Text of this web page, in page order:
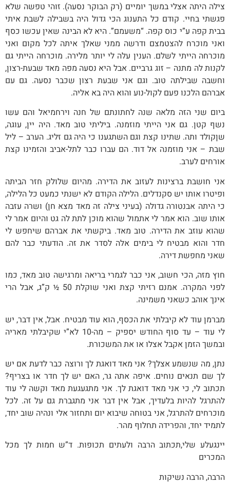
צילה היתה אצלי במשך יומיים (רק הבוקר נסעה). זוהי טפשה שלא
פגשתי בחיי. קודם כל התענוג הכי גדול היה בשבילה לשבת איתי
בבית קפה ע”י כוס קפה. “משעמם”. היא לא הבינה שאין עכשו כסף
ואני מוכרח להצטמצם ודרשה ממני שאלך איתה לכל מקום ואני
מוכרחה הייתי לשלם. הענין עלה לי יותר מלירה. מוכרחה הייתי גם
לקנות לה מתנה – זוג גרביים. אבל היא נסעה מפה מאד שבעת-רצון,
וחשבה שבילתה טוב. וגם אני שבעת רצון שכבר נסעה. גם עם
אברהם הלכנו פעם לקול-נוע והוא היה בא אליה.
ביום שני הזה מלאה שנה לחתונתם של חנה וירחמיאל והם עשו
נשף קטן. גם אני הייתי מוזמנה. ביליתי טוב מאד. היה יין, עוגה,
שןקולד ותה. שתינו קצת וגם השתגענו כי היה גם זליג. הערב – ליל
שבת – אני מוזמנה אל דוד. הם עברו כבר לתל-אביב והזמינו קצת
אורחים לערב.
אני חושבת ברצינות לעזוב את הדירה. מהיום שלולק חזר הביתה
ופיטרו אותו יש סקנדלים. הלילה הקודם לא ישנתי כמעט כל הלילה,
כי היתה אבנטורה גדולה (בעיני צילה זה מאד מצא חן) ושרה עזבה
אותו שוב. הוא אמר לי אתמול שהוא מוכן לתת לה גט והיום אמר לי
שהוא עוזב את הדירה. טוב מאד. ביקשתי את אברהם שיחפש לי
חדר והוא מבטיח לי בימים אלה לסדר את זה. הודעתי כבר להם
שאני מחפשת דירה.
חוץ מזה, הכי חשוב, אני כבר לגמרי בריאה ומרגישה טוב מאד, כמו
לפני המקרה. אמנם רזיתי קצת ואני שוקלת 50 ½ ק”ג, אבל הרי
אינך אוהב כשאני משמינה.
מברמן עוד לא קיבלתי את הכסף, הוא עוד מבטיח. אבל, אין דבר, יש
לי עוד – עד סוף החודש יספיק – מה-10 לא”י שקיבלתי מאריה
ובמשך הזמן אקבל אצלו או את המשכורת.
נתן, מה שנשמע אצלך? אני מאד דואגת לך ורוצה כבר לדעת אם יש
לך שם תנאים נוחים. איפה אתה גר, האם יש לך חדר או בצריף?
תכתוב לי, כי אני מאד דואגת לך. אני מתגעגעת מאד וקשה לי עוד
להתרגל להיות בלעדיך, אבל אין דבר אני מתגברת גם על זה. לכל
מוכרחים להתרגל, אני בטוחה שיבוא יום ותחזור אלי ונהיה שוב יחד,
לתמיד יחד, והפרידה תחלוף מהר.
יינגעלע שלי,תכתוב הרבה ולעתים תכופות. ד”ש חמות לך מכל
המכרים
הרבה, הרבה נשיקות